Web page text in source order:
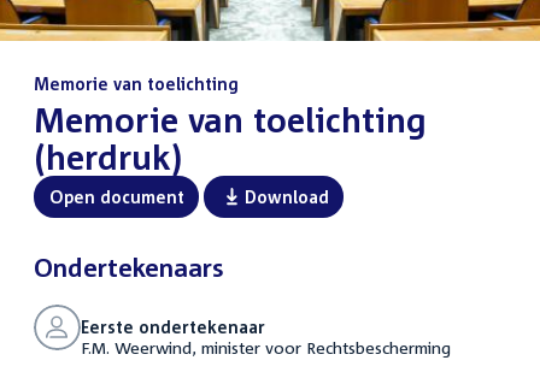
Memorie van toelichting
:Memorie van toelichting
(herdruk)
Open document Download
Ondertekenaars
Eerste ondertekenaar
F.M. Weerwind, minister voor Rechtsbescherming